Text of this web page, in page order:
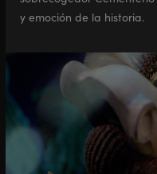
y emoción de la historia.